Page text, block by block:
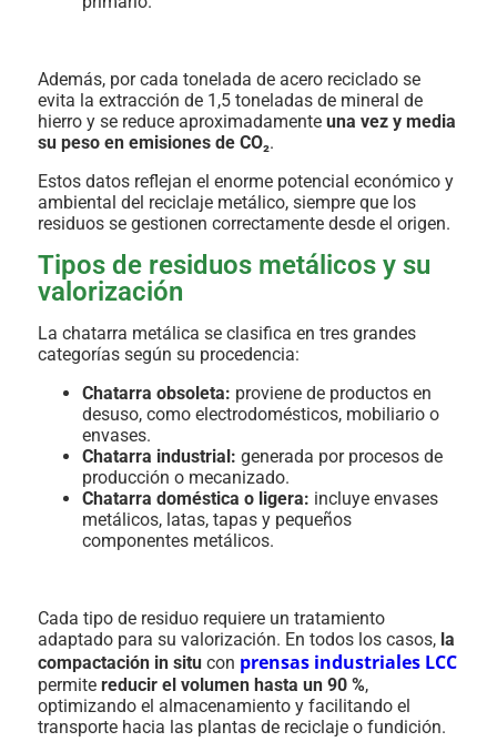
Además, por cada tonelada de acero reciclado se
evita la extracción de 1,5 toneladas de mineral de
hierro y se reduce aproximadamente una vez y media
su peso en emisiones de CO₂.
Estos datos reflejan el enorme potencial económico y
ambiental del reciclaje metálico, siempre que los
residuos se gestionen correctamente desde el origen.
Tipos de residuos metálicos y su
valorización
La chatarra metálica se clasifica en tres grandes
categorías según su procedencia:
Chatarra obsoleta: proviene de productos en
desuso, como electrodomésticos, mobiliario o
envases.
Chatarra industrial: generada por procesos de
producción o mecanizado.
Chatarra doméstica o ligera: incluye envases
metálicos, latas, tapas y pequeños
componentes metálicos.
Cada tipo de residuo requiere un tratamiento
adaptado para su valorización. En todos los casos, la
compactación in situ con prensas industriales LCC
permite reducir el volumen hasta un 90 %,
optimizando el almacenamiento y facilitando el
transporte hacia las plantas de reciclaje o fundición.